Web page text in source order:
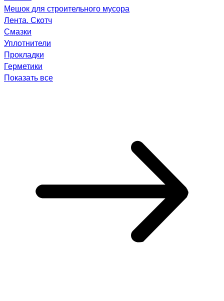
Мешок для строительного мусора
Лента. Скотч
Смазки
Уплотнители
Прокладки
Герметики
Показать все